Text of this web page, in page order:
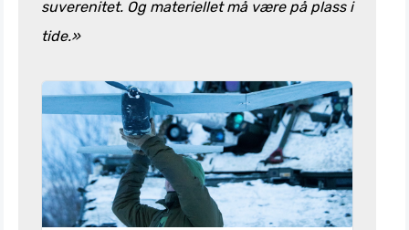
suverenitet. Og materiellet må være på plass i
tide.»